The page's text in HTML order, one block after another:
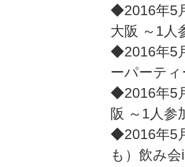
◆2016年5
大阪 ～1人
◆2016年5
ーパーテ
◆2016年5
阪 ～1人参
◆2016年5
も）飲み